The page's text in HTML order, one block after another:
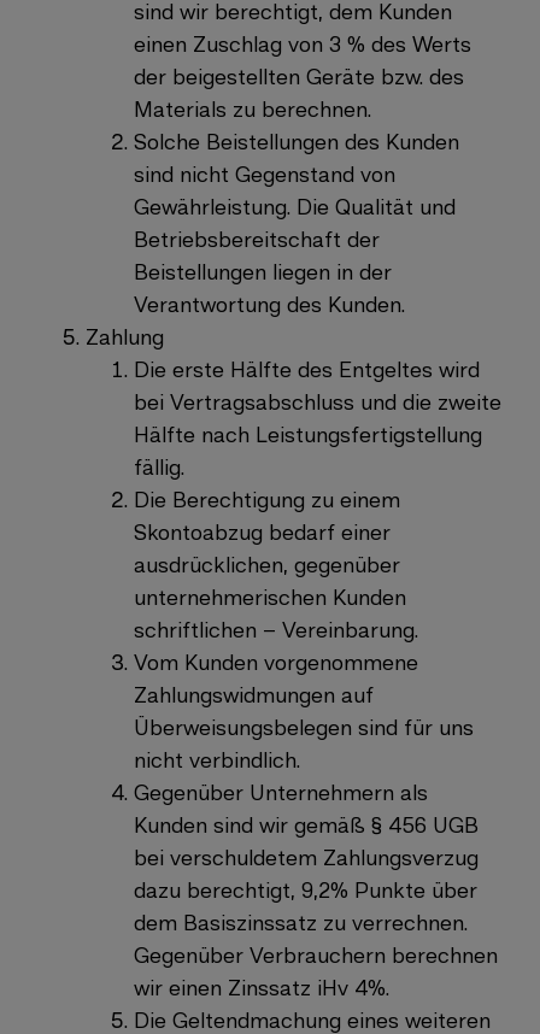
sind wir berechtigt, dem Kunden
einen Zuschlag von 3 % des Werts
der beigestellten Geräte bzw. des
Materials zu berechnen.
Solche Beistellungen des Kunden
sind nicht Gegenstand von
Gewährleistung. Die Qualität und
Betriebsbereitschaft der
Beistellungen liegen in der
Verantwortung des Kunden.
Zahlung
Die erste Hälfte des Entgeltes wird
bei Vertragsabschluss und die zweite
Hälfte nach Leistungsfertigstellung
fällig.
Die Berechtigung zu einem
Skontoabzug bedarf einer
ausdrücklichen, gegenüber
unternehmerischen Kunden
schriftlichen – Vereinbarung.
Vom Kunden vorgenommene
Zahlungswidmungen auf
Überweisungsbelegen sind für uns
nicht verbindlich.
Gegenüber Unternehmern als
Kunden sind wir gemäß § 456 UGB
bei verschuldetem Zahlungsverzug
dazu berechtigt, 9,2% Punkte über
dem Basiszinssatz zu verrechnen.
Gegenüber Verbrauchern berechnen
wir einen Zinssatz iHv 4%.
Die Geltendmachung eines weiteren